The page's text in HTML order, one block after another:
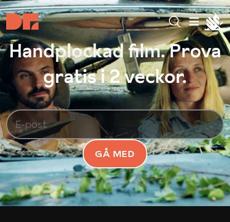
Handplockad film. Prova
gratis i 2 veckor.
GÅ MED